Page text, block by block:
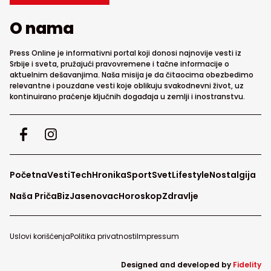
O nama
Press Online je informativni portal koji donosi najnovije vesti iz
Srbije i sveta, pružajući pravovremene i tačne informacije o
aktuelnim dešavanjima. Naša misija je da čitaocima obezbedimo
relevantne i pouzdane vesti koje oblikuju svakodnevni život, uz
kontinuirano praćenje ključnih događaja u zemlji i inostranstvu.
PočetnaVestiTechHronikaSportSvetLifestyleNostalgija
Naša PričaBizJasenovacHoroskopZdravlje
Uslovi korišćenjaPolitika privatnostiImpressum
Designed and developed by Fidelity